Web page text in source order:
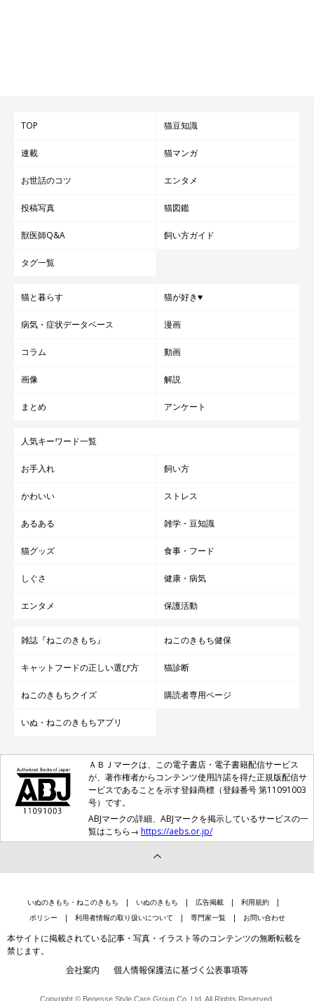
TOP 猫豆知識
連載 猫マンガ
お世話のコツ エンタメ
投稿写真 猫図鑑
獣医師Q&A 飼い方ガイド
タグ一覧
猫と暮らす 猫が好き♥
病気・症状データベース 漫画
コラム 動画
画像 解説
まとめ アンケート
人気キーワード一覧
お手入れ 飼い方
かわいい ストレス
あるある 雑学・豆知識
猫グッズ 食事・フード
しぐさ 健康・病気
エンタメ 保護活動
雑誌『ねこのきもち』 ねこのきもち健保
キャットフードの正しい選び方 猫診断
ねこのきもちクイズ 購読者専用ページ
いぬ・ねこのきもちアプリ
ＡＢＪマークは、この電子書店・電子書籍配信サービス
が、著作権者からコンテンツ使用許諾を得た正規版配信サ
ービスであることを示す登録商標（登録番号 第11091003
号）です。
ABJマークの詳細、ABJマークを掲示しているサービスの一
覧はこちら→ https://aebs.or.jp/
いぬのきもち・ねこのきもち いぬのきもち 広告掲載
利用規約
ポリシー
利用者情報の取り扱いについて 専門家一覧 お問い合わせ
本サイトに掲載されている記事・写真・イラスト等のコンテンツの無断転載を
禁じます。
会社案内 個人情報保護法に基づく公表事項等
Copyright © Benesse Style Care Group Co.,Ltd. All Rights Reserved.